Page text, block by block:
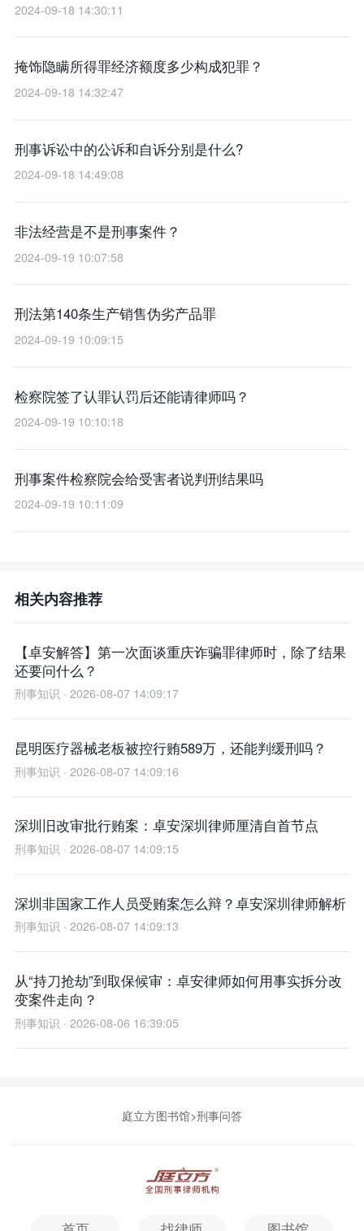
2024-09-18 14:30:11
掩饰隐瞒所得罪经济额度多少构成犯罪？
2024-09-18 14:32:47
刑事诉讼中的公诉和自诉分别是什么?
2024-09-18 14:49:08
非法经营是不是刑事案件？
2024-09-19 10:07:58
刑法第140条生产销售伪劣产品罪
2024-09-19 10:09:15
检察院签了认罪认罚后还能请律师吗？
2024-09-19 10:10:18
刑事案件检察院会给受害者说判刑结果吗
2024-09-19 10:11:09
相关内容推荐
【卓安解答】第一次面谈重庆诈骗罪律师时，除了结果
还要问什么？
刑事知识 · 2026-08-07 14:09:17
昆明医疗器械老板被控行贿589万，还能判缓刑吗？
刑事知识 · 2026-08-07 14:09:16
深圳旧改审批行贿案：卓安深圳律师厘清自首节点
刑事知识 · 2026-08-07 14:09:15
深圳非国家工作人员受贿案怎么辩？卓安深圳律师解析
刑事知识 · 2026-08-07 14:09:13
从“持刀抢劫”到取保候审：卓安律师如何用事实拆分改
变案件走向？
刑事知识 · 2026-08-06 16:39:05
庭立方图书馆>刑事问答